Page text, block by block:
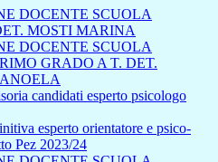
DOCENTE SCUOLA
MOSTI MARINA
DOCENTE SCUOLA
GRADO A T. DET.
candidati esperto psicologo
esperto orientatore e psico-
Pez 2023/24